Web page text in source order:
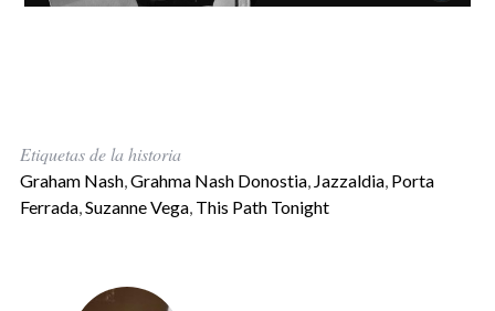
Etiquetas de la historia
Graham Nash,Grahma Nash Donostia, Jazzaldia, Porta
Ferrada,Suzanne Vega, This Path Tonight